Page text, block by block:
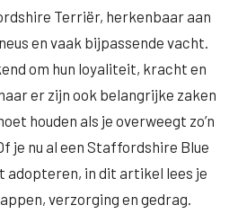
Terriër, herkenbaar aan
en vaak bijpassende vacht.
om hun loyaliteit, kracht en
er zijn ook belangrijke zaken
houden als je overweegt zo’n
je nu al een Staffordshire Blue
adopteren, in dit artikel lees je
verzorging en gedrag.